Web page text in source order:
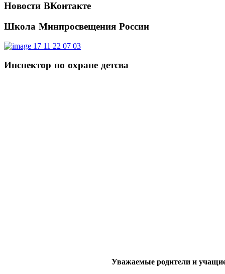
Новости ВКонтакте
Школа Минпросвещения России
Инспектор по охране детсва
Уважаемые родители и